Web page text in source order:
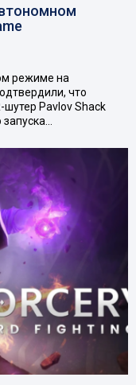
режиме на
что
шутер Pavlov Shack